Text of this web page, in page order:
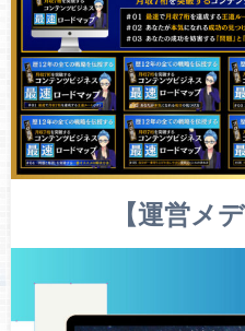
【運営メ